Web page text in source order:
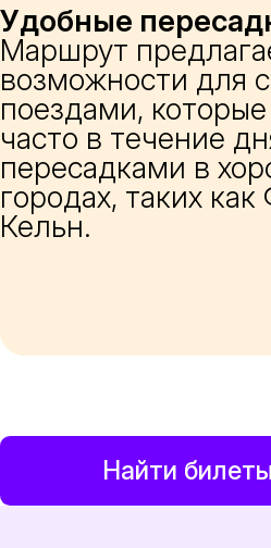
Удобные
Маршрут
возможности для
поездами,
часто в течение
пересадками в
городах, таких
Кельн.
Найти